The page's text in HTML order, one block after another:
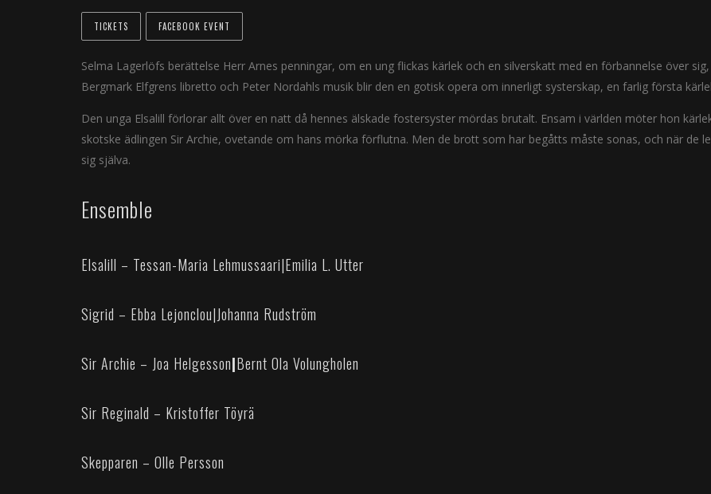
TICKETS FACEBOOK EVENT
Selma Lagerlöfs berättelse Herr Arnes penningar, om en ung flickas kärlek och en silverskatt med en förbannelse över
Bergmark Elfgrens libretto och Peter Nordahls musik blir den en gotisk opera om innerligt systerskap, en farlig första
Den unga Elsalill förlorar allt över en natt då hennes älskade fostersyster mördas brutalt. Ensam i världen möter hon
skotske ädlingen Sir Archie, ovetande om hans mörka förflutna. Men de brott som har begåtts måste sonas, och när de
sig själva.
Ensemble
Elsalill – Tessan-Maria Lehmussaari|Emilia L. Utter
Sigrid – Ebba Lejonclou|Johanna Rudström
Sir Archie – Joa Helgesson|Bernt Ola Volungholen
Sir Reginald – Kristoffer Töyrä
Skepparen – Olle Persson